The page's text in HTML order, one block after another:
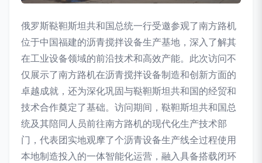
俄罗斯鞑靼斯坦共和国总统一行受邀参观了南方路机
位于中国福建的沥青搅拌设备生产基地，深入了解其
在工业设备领域的前沿技术和高效产能。此次访问不
仅展示了南方路机在沥青搅拌设备制造和创新方面的
卓越成就，还为深化巩固与鞑靼斯坦共和国的经贸和
技术合作奠定了基础。访问期间，鞑靼斯坦共和国总
统及其陪同人员前往南方路机的现代化生产技术部
门，代表团实地观摩了个沥青设备生产线全过程使用
本地制造投入的一体智能化运营，融入具备搭载闭环